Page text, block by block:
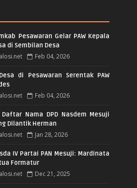
Pesawaran Gelar PAW Kepala
di Sembilan Desa
Feb 04, 2026
di Pesawaran Serentak PAW
Feb 04, 2026
Nama DPD Nasdem Mesuji
Dilantik Herman
Jan 28, 2026
IV Partai PAN Mesuji: Mardinata
Formatur
Dec 21, 2025